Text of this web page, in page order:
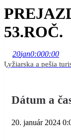
53.ROČ.
20jan0:000:00
Lyžiarska a pešia
Dátum a
20. január 2024